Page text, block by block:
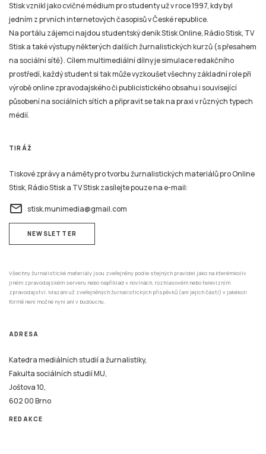
Stisk vznikl jako cvičné médium pro studenty už v roce 1997, kdy byl
jedním z prvních internetových časopisů v České republice.
Na portálu zájemci najdou studentský deník Stisk Online, Rádio Stisk, TV
Stisk a také výstupy některých dalších žurnalistických kurzů (s přesahem
na sociální sítě). Cílem multimediální dílny je simulace redakčního
prostředí, každý student si tak může vyzkoušet všechny základní role při
výrobě online zpravodajského či publicistického obsahu i související
působení na sociálních sítích a připravit se tak na praxi v různých typech
médií.
TIRÁŽ
Tiskové zprávy a náměty pro tvorbu žurnalistických materiálů pro Online
Stisk, Rádio Stisk a TV Stisk zasílejte pouze na e-mail:
email stisk.munimedia@gmail.com
NEWSLETTER
Všechny žurnalistické materiály jsou zveřejněny podle stejných pravidel jako na kterémkoliv
jiném zpravodajském serveru nebo například v novinách, rozhlasovém nebo televizním
zpravodajství. Mazání už zveřejněných žurnalistických příspěvků (ani jejich částí) v jakékoli
formě není možné nyní ani v budoucnu.
ADRESA
Katedra mediálních studií a žurnalistiky,
Fakulta sociálních studií MU,
Joštova 10,
602 00 Brno
REDAKCE